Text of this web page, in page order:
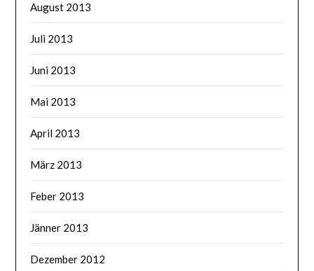
August 2013
Juli 2013
Juni 2013
Mai 2013
April 2013
März 2013
Feber 2013
Jänner 2013
Dezember 2012